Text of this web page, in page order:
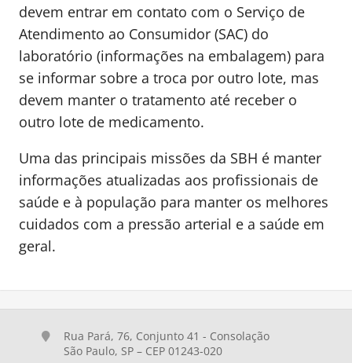
devem entrar em contato com o Serviço de
Atendimento ao Consumidor (SAC) do
laboratório (informações na embalagem) para
se informar sobre a troca por outro lote, mas
devem manter o tratamento até receber o
outro lote de medicamento.
Uma das principais missões da SBH é manter
informações atualizadas aos profissionais de
saúde e à população para manter os melhores
cuidados com a pressão arterial e a saúde em
geral.
Rua Pará, 76, Conjunto 41 - Consolação
São Paulo, SP – CEP 01243-020